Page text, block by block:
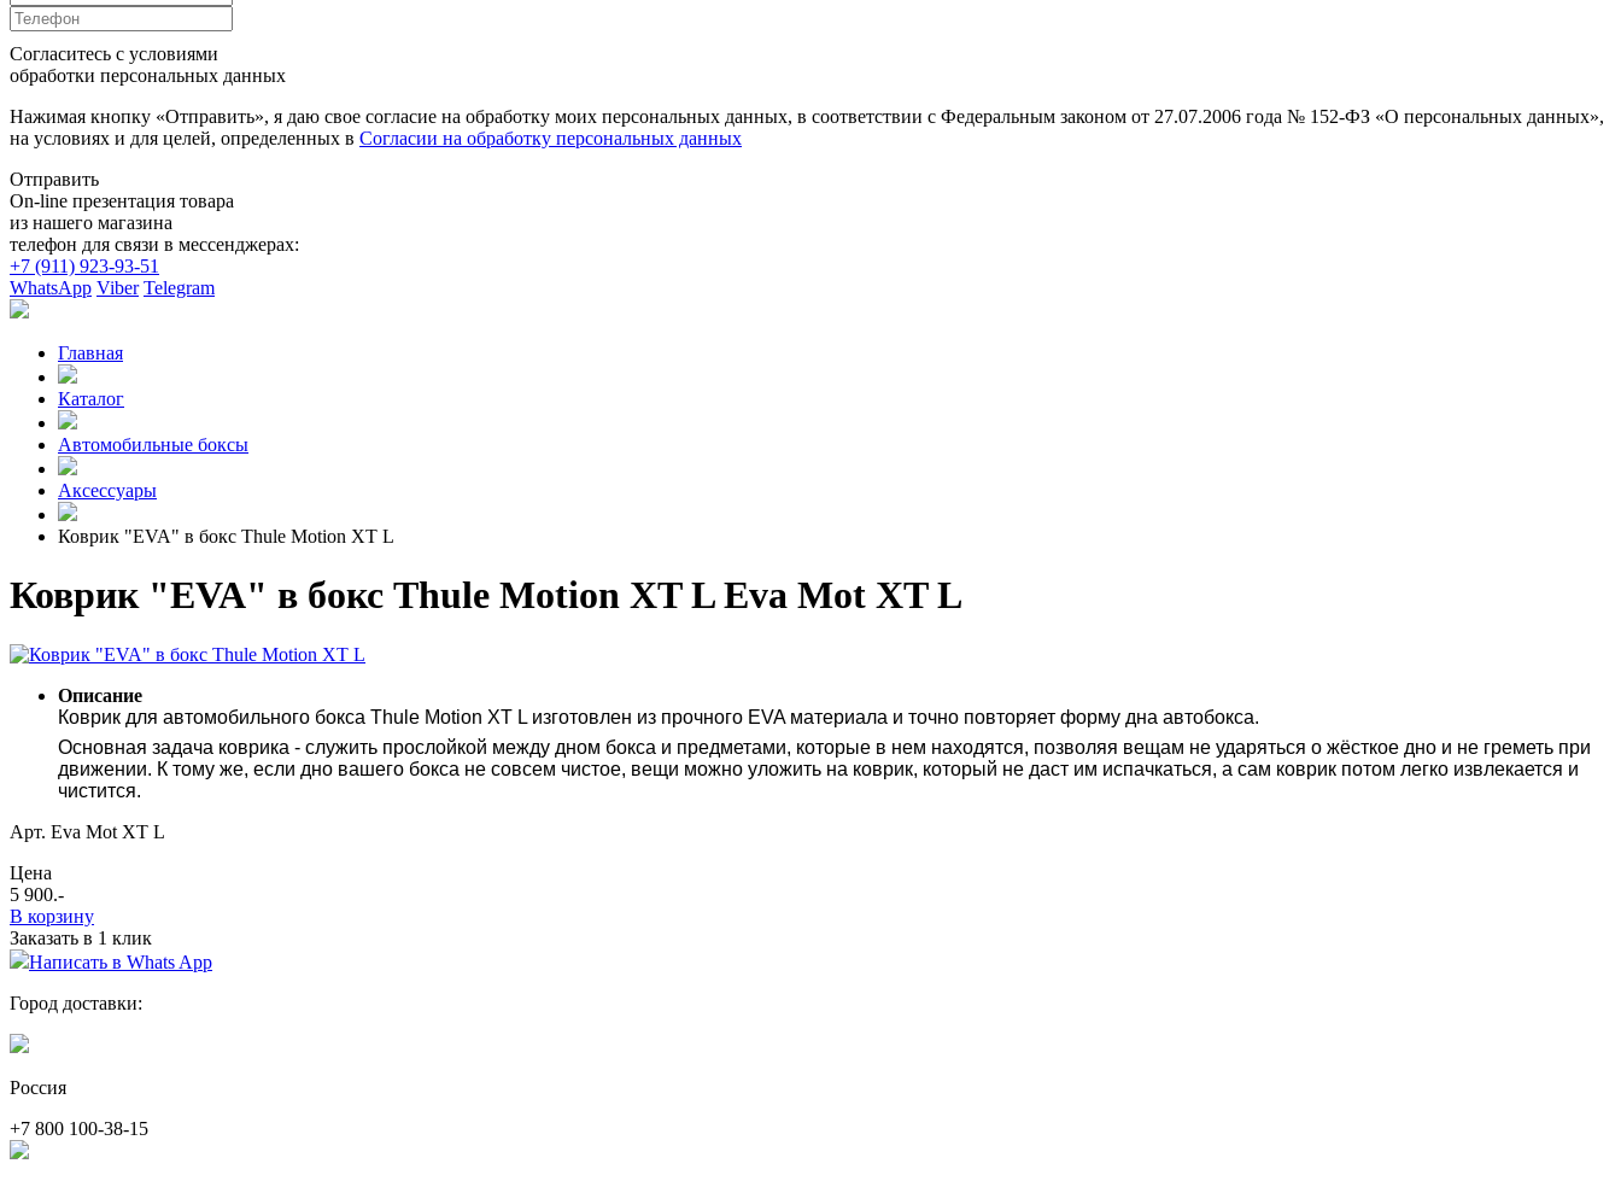
Согласитесь с условиями
обработки персональных данных
Нажимая кнопку «Отправить», я даю свое согласие на обработку моих персональных данных, в соответствии с Федеральным законом от 27.07.2006 года № 152-ФЗ «О персональных данных»,
на условиях и для целей, определенных в Согласии на обработку персональных данных
Отправить
On-line презентация товара
из нашего магазина
телефон для связи в мессенджерах:
+7 (911) 923-93-51
WhatsApp Viber Telegram
Главная
Каталог
Автомобильные боксы
Аксессуары
Коврик "EVA" в бокс Thule Motion XT L
Коврик "EVA" в бокс Thule Motion XT L Eva Mot XT L
Описание
Коврик для автомобильного бокса Thule Motion XT L изготовлен из прочного EVA материала и точно повторяет форму дна автобокса.
Основная задача коврика - служить прослойкой между дном бокса и предметами, которые в нем находятся, позволяя вещам не ударяться о жёсткое дно и не греметь при
движении. К тому же, если дно вашего бокса не совсем чистое, вещи можно уложить на коврик, который не даст им испачкаться, а сам коврик потом легко извлекается и
чистится.
Арт. Eva Mot XT L
Цена
5 900.-
В корзину
Заказать в 1 клик
Написать в Whats App
Город доставки:
Россия
+7 800 100-38-15